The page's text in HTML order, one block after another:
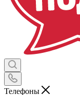
Телефоны